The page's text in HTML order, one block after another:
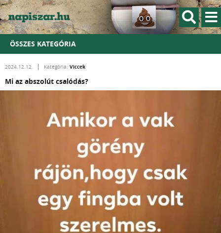
ÖSSZES KATEGÓRIA
2024.12.12. Kategória: Viccek
Mi az abszolút csalódás?